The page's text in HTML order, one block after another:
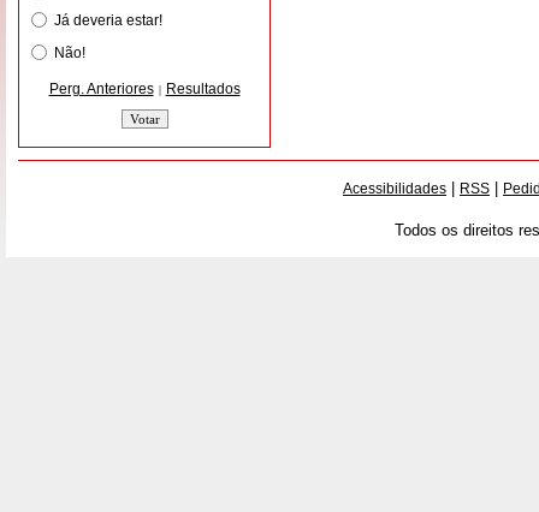
Já deveria estar!
Não!
Perg. Anteriores | Resultados
Acessibilidades RSS
Todos os direitos